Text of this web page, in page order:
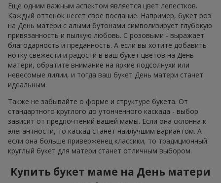
Еще одним важным аспектом является цвет лепестков.
Каждый оттенок несет свое послание. Например, букет роз
на День матери с алыми бутонами символизирует глубокую
привязанность и пылкую любовь. С розовыми - выражает
благодарность и преданность. А если вы хотите добавить
нотку свежести и радости в ваш букет цветов на День
матери, обратите внимание на яркие подсолнухи или
невесомые лилии, и тогда ваш букет День матери станет
идеальным.
Также не забывайте о форме и структуре букета. От
стандартного круглого до утонченного каскада - выбор
зависит от предпочтений вашей мамы. Если она склонна к
элегантности, то каскад станет наилучшим вариантом. А
если она больше приверженец классики, то традиционный
круглый букет для матери станет отличным выбором.
Купить букет маме на День матери